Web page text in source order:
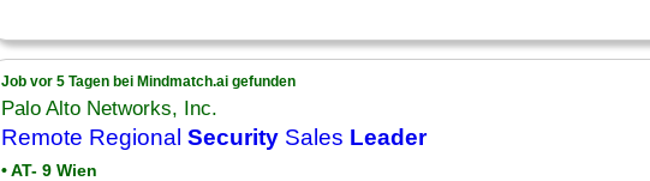
Job vor 5 Tagen bei Mindmatch.ai gefunden
Palo Alto Networks, Inc.
Remote Regional Security Sales Leader
• AT- 9 Wien